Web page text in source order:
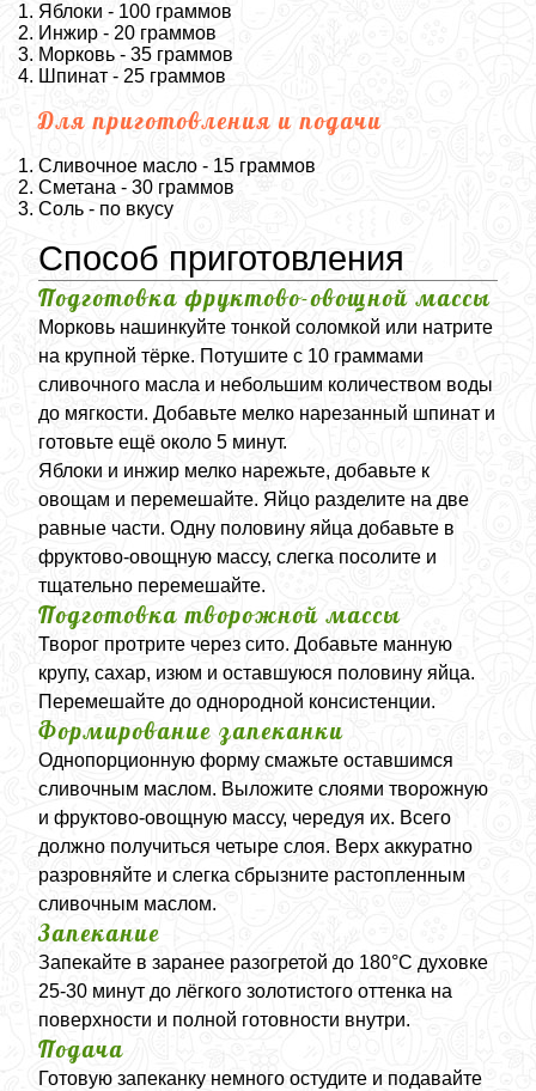
Яблоки - 100 граммов
Инжир - 20 граммов
Морковь - 35 граммов
Шпинат - 25 граммов
Для приготовления и подачи
Сливочное масло - 15 граммов
Сметана - 30 граммов
Соль - по вкусу
Способ приготовления
Подготовка фруктово-овощной массы
Морковь нашинкуйте тонкой соломкой или натрите
на крупной тёрке. Потушите с 10 граммами
сливочного масла и небольшим количеством воды
до мягкости. Добавьте мелко нарезанный шпинат и
готовьте ещё около 5 минут.
Яблоки и инжир мелко нарежьте, добавьте к
овощам и перемешайте. Яйцо разделите на две
равные части. Одну половину яйца добавьте в
фруктово-овощную массу, слегка посолите и
тщательно перемешайте.
Подготовка творожной массы
Творог протрите через сито. Добавьте манную
крупу, сахар, изюм и оставшуюся половину яйца.
Перемешайте до однородной консистенции.
Формирование запеканки
Однопорционную форму смажьте оставшимся
сливочным маслом. Выложите слоями творожную
и фруктово-овощную массу, чередуя их. Всего
должно получиться четыре слоя. Верх аккуратно
разровняйте и слегка сбрызните растопленным
сливочным маслом.
Запекание
Запекайте в заранее разогретой до 180°C духовке
25-30 минут до лёгкого золотистого оттенка на
поверхности и полной готовности внутри.
Подача
Готовую запеканку немного остудите и подавайте